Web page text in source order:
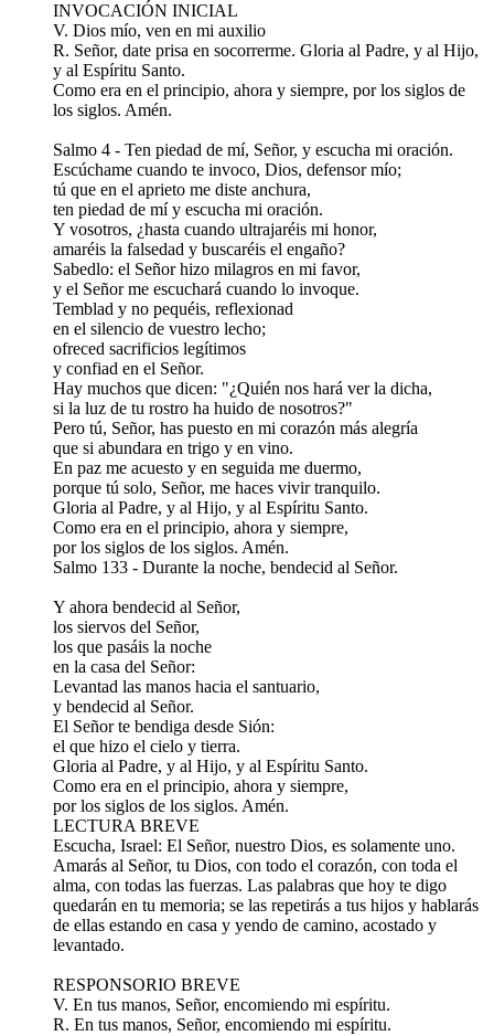
INVOCACIÓN INICIAL
V. Dios mío, ven en mi auxilio
R. Señor, date prisa en socorrerme. Gloria al Padre, y al Hijo,
y al Espíritu Santo.
Como era en el principio, ahora y siempre, por los siglos de
los siglos. Amén.
Salmo 4 - Ten piedad de mí, Señor, y escucha mi oración.
Escúchame cuando te invoco, Dios, defensor mío;
tú que en el aprieto me diste anchura,
ten piedad de mí y escucha mi oración.
Y vosotros, ¿hasta cuando ultrajaréis mi honor,
amaréis la falsedad y buscaréis el engaño?
Sabedlo: el Señor hizo milagros en mi favor,
y el Señor me escuchará cuando lo invoque.
Temblad y no pequéis, reflexionad
en el silencio de vuestro lecho;
ofreced sacrificios legítimos
y confiad en el Señor.
Hay muchos que dicen: "¿Quién nos hará ver la dicha,
si la luz de tu rostro ha huido de nosotros?"
Pero tú, Señor, has puesto en mi corazón más alegría
que si abundara en trigo y en vino.
En paz me acuesto y en seguida me duermo,
porque tú solo, Señor, me haces vivir tranquilo.
Gloria al Padre, y al Hijo, y al Espíritu Santo.
Como era en el principio, ahora y siempre,
por los siglos de los siglos. Amén.
Salmo 133 - Durante la noche, bendecid al Señor.
Y ahora bendecid al Señor,
los siervos del Señor,
los que pasáis la noche
en la casa del Señor:
Levantad las manos hacia el santuario,
y bendecid al Señor.
El Señor te bendiga desde Sión:
el que hizo el cielo y tierra.
Gloria al Padre, y al Hijo, y al Espíritu Santo.
Como era en el principio, ahora y siempre,
por los siglos de los siglos. Amén.
LECTURA BREVE
Escucha, Israel: El Señor, nuestro Dios, es solamente uno.
Amarás al Señor, tu Dios, con todo el corazón, con toda el
alma, con todas las fuerzas. Las palabras que hoy te digo
quedarán en tu memoria; se las repetirás a tus hijos y hablarás
de ellas estando en casa y yendo de camino, acostado y
levantado.
RESPONSORIO BREVE
V. En tus manos, Señor, encomiendo mi espíritu.
R. En tus manos, Señor, encomiendo mi espíritu.